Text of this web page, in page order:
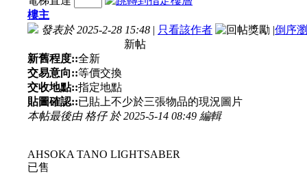
樓主
發表於 2025-2-28 15:48 | 只看該作者 |倒序
新帖
新舊程度::全新
交易意向::等價交換
交收地點::指定地點
貼圖確認::已貼上不少於三張物品的現況圖片
本帖最後由 格仔 於 2025-5-14 08:49 編輯
AHSOKA TANO LIGHTSABER
已售